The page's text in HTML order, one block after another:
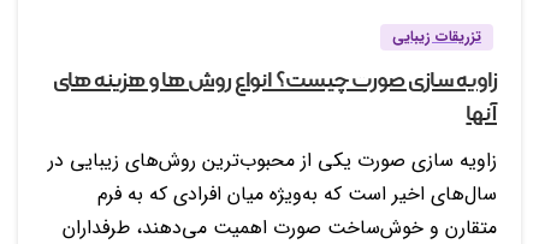
تزریقات زیبایی
زاویه سازی صورت چیست؟ انواع روش ها و هزینه های
آنها
زاویه سازی صورت یکی از محبوب‌ترین روش‌های زیبایی در
سال‌های اخیر است که به‌ویژه میان افرادی که به فرم
متقارن و خوش‌ساخت صورت اهمیت می‌دهند، طرفداران